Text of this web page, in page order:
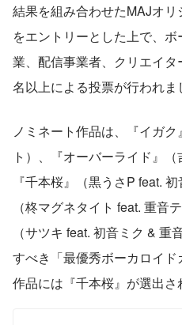
結果を組み合わせたMAJオ
をエントリーとした上で、
業、配信事業者、クリエイ
名以上による投票が行われま
ノミネート作品は、『イガ
ト）、『オーバーライド』（
『千本桜』（黒うさP feat.
（柊マグネタイト feat. 重音
（サツキ feat. 初音ミク &
すべき「最優秀ボーカロイ
作品には『千本桜』が選出さ